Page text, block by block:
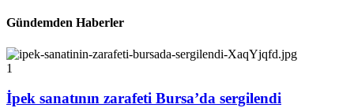
Gündemden Haberler
1
İpek sanatının zarafeti Bursa’da sergilendi